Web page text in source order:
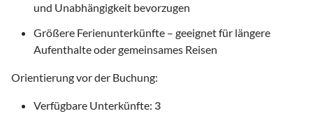
und Unabhängigkeit bevorzugen
Größere Ferienunterkünfte – geeignet für längere
Aufenthalte oder gemeinsames Reisen
Orientierung vor der Buchung:
Verfügbare Unterkünfte: 3